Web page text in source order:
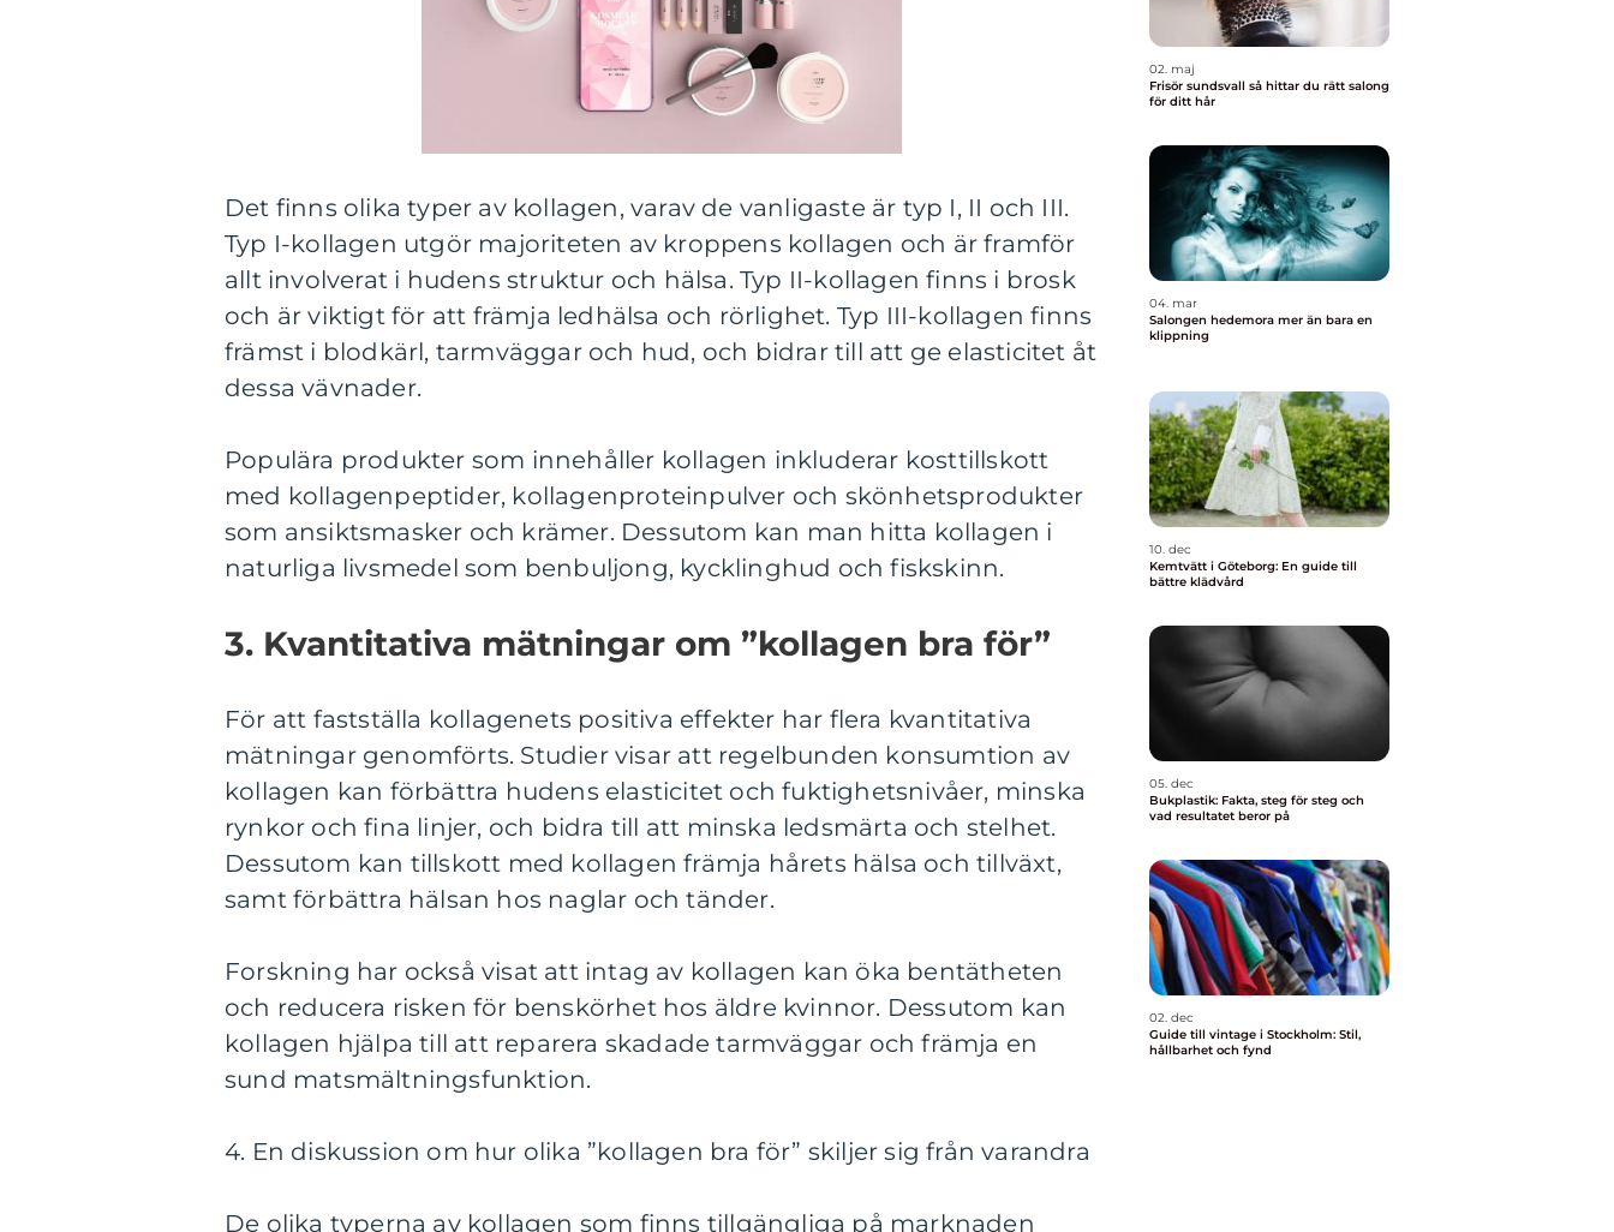
Det finns olika typer av kollagen, varav de vanligaste är typ I, II och III.
Typ I-kollagen utgör majoriteten av kroppens kollagen och är framför
allt involverat i hudens struktur och hälsa. Typ II-kollagen finns i brosk
och är viktigt för att främja ledhälsa och rörlighet. Typ III-kollagen finns
främst i blodkärl, tarmväggar och hud, och bidrar till att ge elasticitet åt
dessa vävnader.
Populära produkter som innehåller kollagen inkluderar kosttillskott
med kollagenpeptider, kollagenproteinpulver och skönhetsprodukter
som ansiktsmasker och krämer. Dessutom kan man hitta kollagen i
naturliga livsmedel som benbuljong, kycklinghud och fiskskinn.
3. Kvantitativa mätningar om ”kollagen bra för”
För att fastställa kollagenets positiva effekter har flera kvantitativa
mätningar genomförts. Studier visar att regelbunden konsumtion av
kollagen kan förbättra hudens elasticitet och fuktighetsnivåer, minska
rynkor och fina linjer, och bidra till att minska ledsmärta och stelhet.
Dessutom kan tillskott med kollagen främja hårets hälsa och tillväxt,
samt förbättra hälsan hos naglar och tänder.
Forskning har också visat att intag av kollagen kan öka bentätheten
och reducera risken för benskörhet hos äldre kvinnor. Dessutom kan
kollagen hjälpa till att reparera skadade tarmväggar och främja en
sund matsmältningsfunktion.
4. En diskussion om hur olika ”kollagen bra för” skiljer sig från varandra
De olika typerna av kollagen som finns tillgängliga på marknaden
02. maj
Frisör sundsvall så hittar du rätt salong
för ditt hår
04. mar
Salongen hedemora mer än bara en
klippning
10. dec
Kemtvätt i Göteborg: En guide till
bättre klädvård
05. dec
Bukplastik: Fakta, steg för steg och
vad resultatet beror på
02. dec
Guide till vintage i Stockholm: Stil,
hållbarhet och fynd